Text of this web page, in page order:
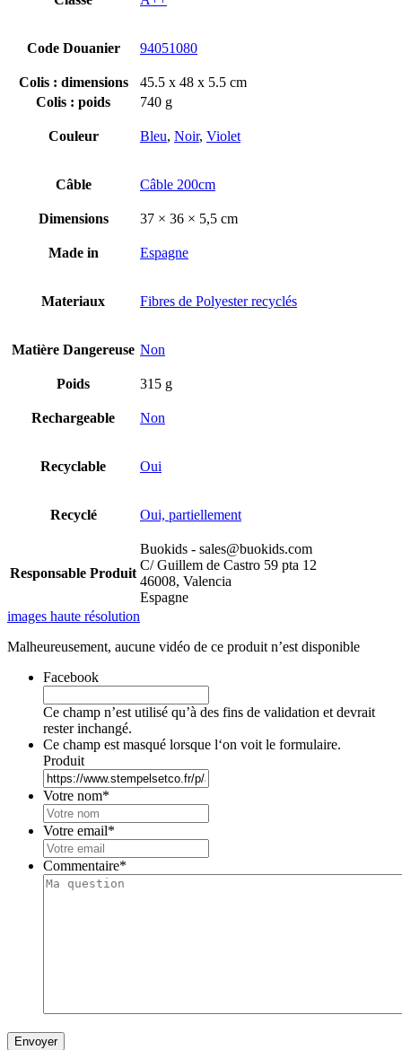
Code Douanier 94051080
Colis : dimensions
45.5 x 48 x 5.5 cm
Colis : poids
740 g
Couleur Bleu, Noir, Violet
Câble Câble 200cm
Dimensions 37 × 36 × 5,5 cm
Made in Espagne
Materiaux Fibres de Polyester recyclés
Matière Dangereuse Non
Poids 315 g
Rechargeable Non
Recyclable Oui
Recyclé Oui, partiellement
Responsable Produit
Buokids - sales@buokids.com
C/ Guillem de Castro 59 pta 12
46008, Valencia
Espagne
images haute résolution
Malheureusement, aucune vidéo de ce produit n’est disponible
Facebook
Ce champ n’est utilisé qu’à des fins de validation et devrait
rester inchangé.
Ce champ est masqué lorsque l‘on voit le formulaire.
Produit
Votre nom*
Votre email*
Commentaire*
Envoyer